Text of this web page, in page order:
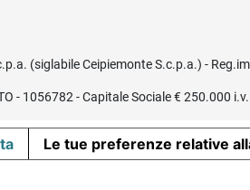
(siglabile Ceipiemonte S.c.p.a.) -
- 1056782 - Capitale Sociale € 250.000 i.v.
Le tue preferenze relative